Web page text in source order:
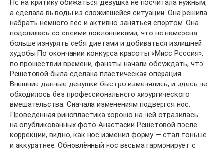
Но на критику обижаться девушка не посчитала нужным,
а сделала выводы из сложившейся ситуации. Она решила
набрать немного вес и активно заняться спортом. Она
поделилась со своими поклонниками, что не намерена
больше изнурять себя диетами и добиваться излишней
худобы.По окончании конкурса красоты «Мисс Россия»,
по прошествии времени, фанаты начали обсуждать, что
Решетовой была сделана пластическая операция.
Внешние данные девушки быстро изменялись, и здесь не
обходилось без профессионального хирургического
вмешательства. Сначала изменениям подвергся нос.
Проведённая ринопластика хорошо на ней отразилась:
на опубликованных фото Анастасии Решетовой после
коррекции, видно, как нос изменил форму — стал тоньше
и аккуратнее. Обновлённый нос весьма гармонирует с